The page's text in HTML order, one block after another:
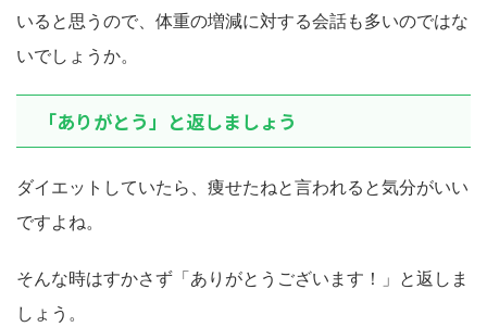
いると思うので、体重の増減に対する会話も多いのではな
いでしょうか。
「ありがとう」と返しましょう
ダイエットしていたら、痩せたねと言われると気分がいい
ですよね。
そんな時はすかさず「ありがとうございます！」と返しま
しょう。